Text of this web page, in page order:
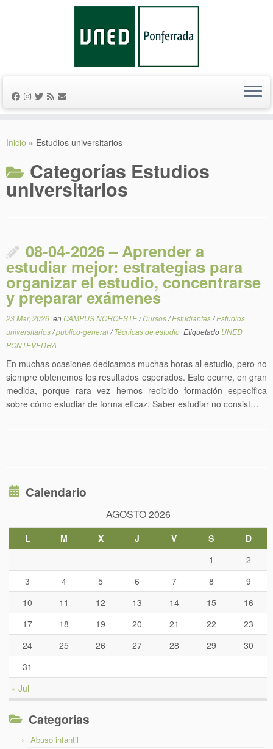
Inicio » Estudios universitarios
Categorías Estudios
universitarios
08-04-2026 – Aprender a
estudiar mejor: estrategias para
organizar el estudio, concentrarse
y preparar exámenes
23 Mar, 2026 enCAMPUS NOROESTE/Cursos/Estudiantes/Estudios
universitarios/publico-general/Técnicas de estudio Etiquetado UNED
PONTEVEDRA
En muchas ocasiones dedicamos muchas horas al estudio, pero no
siempre obtenemos los resultados esperados. Esto ocurre, en gran
medida, porque rara vez hemos recibido formación específica
sobre cómo estudiar de forma eficaz. Saber estudiar no consist…
Calendario
AGOSTO 2026
L M X J V S D
« Jul
1
2
3
4 5 6 7 8
9
10
11 12 13 14 15
16
17
18 19 20 21 22
23
24
25 26 27 28 29
30
31
Categorías
Abuso infantil